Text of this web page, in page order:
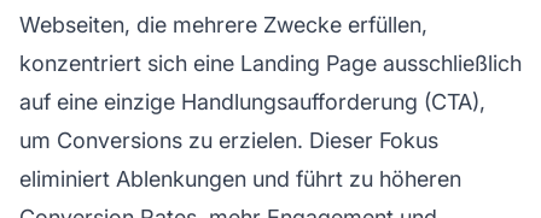
Webseiten, die mehrere Zwecke erfüllen,
konzentriert sich eine Landing Page ausschließlich
auf eine einzige Handlungsaufforderung (CTA),
um Conversions zu erzielen. Dieser Fokus
eliminiert Ablenkungen und führt zu höheren